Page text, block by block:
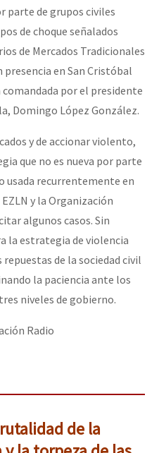
parte de grupos civiles
de choque señalados
de Mercados Tradicionales
presencia en San Cristóbal
comandada por el presidente
Domingo López González.
y de accionar violento,
que no es nueva por parte
usada recurrentemente en
y la Organización
algunos casos. Sin
la estrategia de violencia
de la sociedad civil
la paciencia ante los
niveles de gobierno.
Radio
de la